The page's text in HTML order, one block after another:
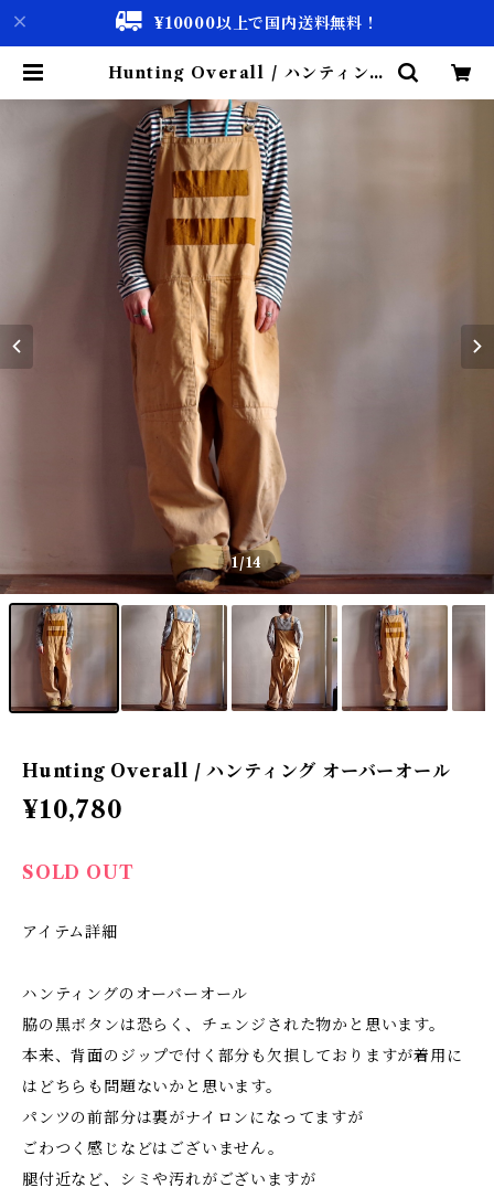
¥10000以上で国内送料無料！
Hunting Overall / ハンティング
co【古着 & Vintage 通販】
1/14
Hunting Overall / ハンティング オーバーオール
¥10,780
SOLD OUT
アイテム詳細
ハンティングのオーバーオール
脇の黒ボタンは恐らく、チェンジされた物かと思います。
本来、背面のジップで付く部分も欠損しておりますが着用に
はどちらも問題ないかと思います。
パンツの前部分は裏がナイロンになってますが
ごわつく感じなどはございません。
腿付近など、シミや汚れがございますが